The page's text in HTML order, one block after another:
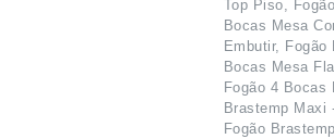
Top Piso,
Bocas Mesa
Embutir, Fogão
Bocas Mesa
Fogão 4 Bocas
Brastemp Maxi
Fogão